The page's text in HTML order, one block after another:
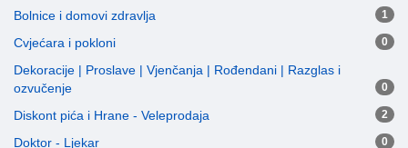
Bolnice i domovi zdravlja 1
Cvjećara i pokloni 0
Dekoracije | Proslave | Vjenčanja | Rođendani | Razglas i
ozvučenje
0
Diskont pića i Hrane - Veleprodaja 2
Doktor - Ljekar 0